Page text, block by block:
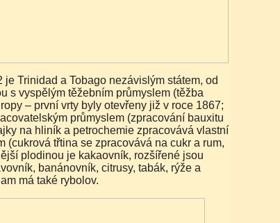
s vyspělým těžebním průmyslem (těžba
– první vrty byly otevřeny již v roce 1867;
průmyslem (zpracování bauxitu
na hliník a petrochemie zpracovává vlastní
(cukrová třtina se zpracovává na cukr a rum,
plodinou je kakaovník, rozšířené jsou
banánovník, citrusy, tabák, rýže a
má také rybolov.